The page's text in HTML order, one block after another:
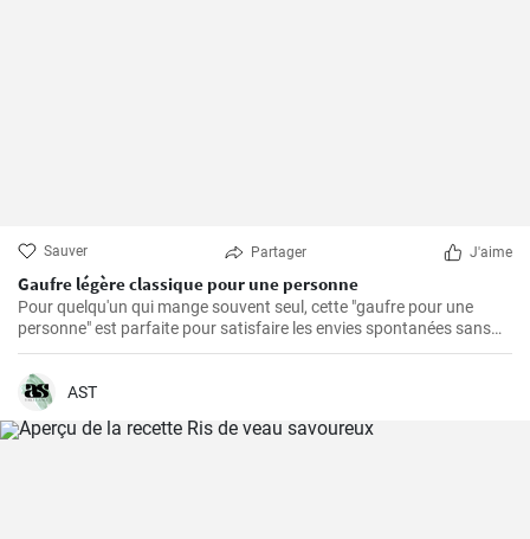
Sauver Partager J'aime
Gaufre légère classique pour une personne
Pour quelqu'un qui mange souvent seul, cette "gaufre pour une
personne" est parfaite pour satisfaire les envies spontanées sans
avoir à se soucier des restes.
AST